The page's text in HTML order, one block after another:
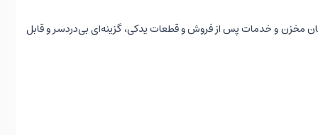
مخزن و خدمات پس از فروش و قطعات یدکی، گزینه‌ای بی‌دردسر و قابل